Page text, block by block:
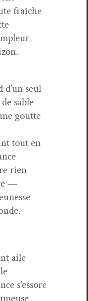
fraîche
d’un seul
sable
goutte
tout en
rien
—
aile
s’essore